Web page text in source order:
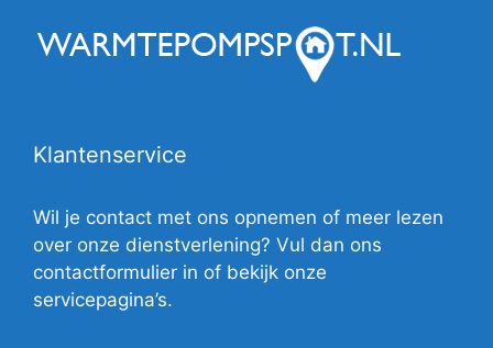
Klantenservice
Wil je contact met ons opnemen of meer lezen
over onze dienstverlening? Vul dan ons
contactformulier in of bekijk onze
servicepagina’s.